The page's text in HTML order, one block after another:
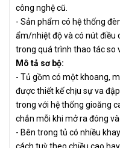
công nghệ cũ.
- Sản phẩm có hệ thống
ẩm/nhiệt độ và có nút điều
trong quá trình thao tác so
Mô tả sơ bộ:
- Tủ gồm có một khoang,
được thiết kế chịu sự va
trong với hệ thống gioăng
chắn mỗi khi mở ra đóng
- Bên trong tủ có nhiều